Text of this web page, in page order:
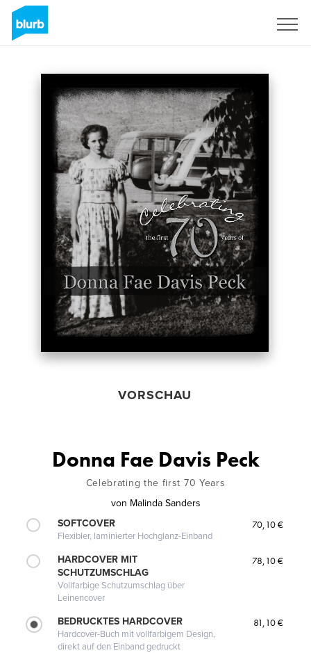
VORSCHAU
Donna Fae Davis Peck
Celebrating the first 70 Years
von Malinda Sanders
SOFTCOVER
Flexibler, laminierter Hochglanz-Einband
70,10 €
HARDCOVER MIT
SCHUTZUMSCHLAG
Vollfarbige Schutzumschlag über
Leinencover
78,10 €
BEDRUCKTES HARDCOVER
Hardcover-Buch mit vollfarbigem Design,
direkt auf den Einband gedruckt
81,10 €